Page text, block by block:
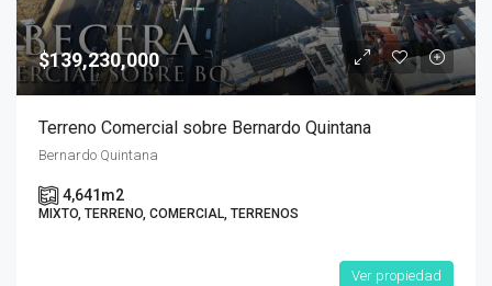
$139,230,000
Terreno Comercial sobre Bernardo Quintana
Bernardo Quintana
4,641m2
MIXTO, TERRENO, COMERCIAL, TERRENOS
Ver propiedad